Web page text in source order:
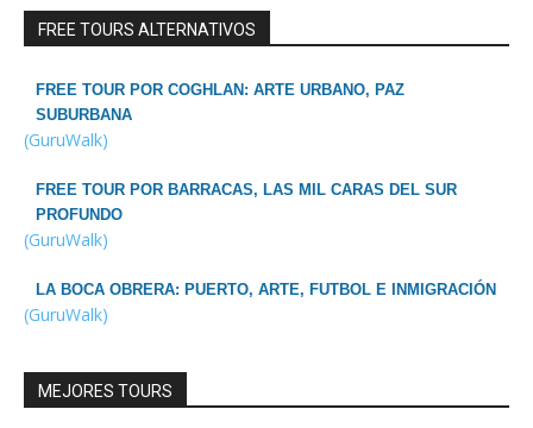
FREE TOURS ALTERNATIVOS
FREE TOUR POR COGHLAN: ARTE URBANO, PAZ
SUBURBANA
(GuruWalk)
FREE TOUR POR BARRACAS, LAS MIL CARAS DEL SUR
PROFUNDO
(GuruWalk)
LA BOCA OBRERA: PUERTO, ARTE, FUTBOL E INMIGRACIÓN
(GuruWalk)
MEJORES TOURS